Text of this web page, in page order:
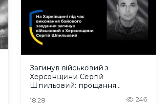
Загинув військовий з
Херсонщини Сергій
Шпильовий: прощання
18:28 246